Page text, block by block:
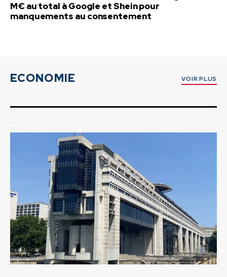
M€ au total à Google et Shein pour
manquements au consentement
ECONOMIE VOIR PLUS